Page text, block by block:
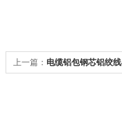
上一篇： 电缆铝包钢芯铝绞